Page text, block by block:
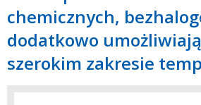
chemicznych,
dodatkowo
szerokim zakresie